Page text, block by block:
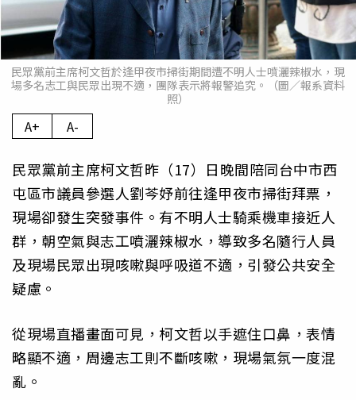
民眾黨前主席柯文哲於逢甲夜市掃街期間遭不明人士噴灑辣椒水，現
場多名志工與民眾出現不適，團隊表示將報警追究。（圖／報系資料
照）
A+ A-
民眾黨前主席柯文哲昨（17）日晚間陪同台中市西
屯區市議員參選人劉芩妤前往逢甲夜市掃街拜票，
現場卻發生突發事件。有不明人士騎乘機車接近人
群，朝空氣與志工噴灑辣椒水，導致多名隨行人員
及現場民眾出現咳嗽與呼吸道不適，引發公共安全
疑慮。
從現場直播畫面可見，柯文哲以手遮住口鼻，表情
略顯不適，周邊志工則不斷咳嗽，現場氣氛一度混
亂。